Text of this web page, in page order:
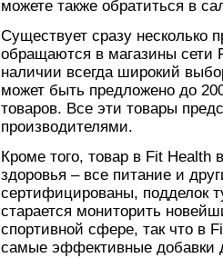
можете также обратиться в
Существует сразу несколько
обращаются в магазины сети
наличии всегда широкий
может быть предложено до
товаров. Все эти товары
производителями.
Кроме того, товар в Fit Health
здоровья – все питание и
сертифицированы, подделок
старается мониторить
спортивной сфере, так что в
самые эффективные добавки